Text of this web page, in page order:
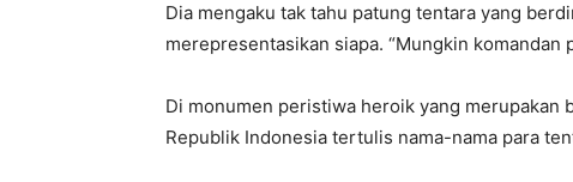
Dia mengaku tak tahu patung tentara yang
merepresentasikan siapa. “Mungkin komandan
Di monumen peristiwa heroik yang merupakan
Republik Indonesia tertulis nama-nama para